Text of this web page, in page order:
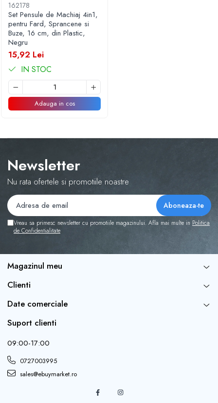
162178
Set Pensule de Machiaj 4in1,
pentru Fard, Sprancene si
Buze, 16 cm, din Plastic,
Negru
15,92 Lei
IN STOC
Adauga in cos
Newsletter
Nu rata ofertele si promotiile noastre
Vreau sa primesc newsletter cu promotiile magazinului. Afla mai multe in Politica
de Confidentialitate
Magazinul meu
Clienti
Date comerciale
Suport clienti
09:00-17:00
0727003995
sales@ebuymarket.ro